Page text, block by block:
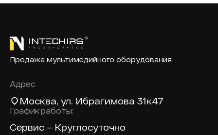
Продажа мультимедийного оборудования
Адрес
Москва, ул. Ибрагимова 31к47
График работы:
Сервис – Круглосуточно